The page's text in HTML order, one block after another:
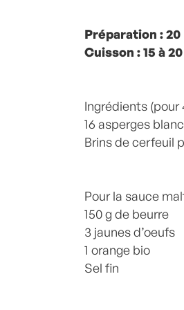
Posté à 11:51h in-
Recette - ,
Préparation : 20
Cuisson : 15 à
Ingrédients (pour
16 asperges
Brins de cerfeuil
Pour la sauce
150 g de beurre
3 jaunes d’oeufs
1 orange bio
Sel fin